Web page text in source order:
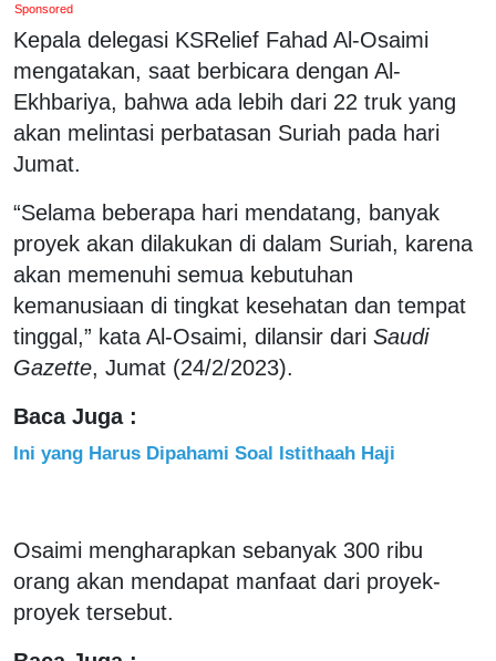
Sponsored
Kepala delegasi KSRelief Fahad Al-Osaimi
mengatakan, saat berbicara dengan Al-
Ekhbariya, bahwa ada lebih dari 22 truk yang
akan melintasi perbatasan Suriah pada hari
Jumat.
“Selama beberapa hari mendatang, banyak
proyek akan dilakukan di dalam Suriah, karena
akan memenuhi semua kebutuhan
kemanusiaan di tingkat kesehatan dan tempat
tinggal,” kata Al-Osaimi, dilansir dari Saudi
Gazette, Jumat (24/2/2023).
Baca Juga :
Ini yang Harus Dipahami Soal Istithaah Haji
Osaimi mengharapkan sebanyak 300 ribu
orang akan mendapat manfaat dari proyek-
proyek tersebut.